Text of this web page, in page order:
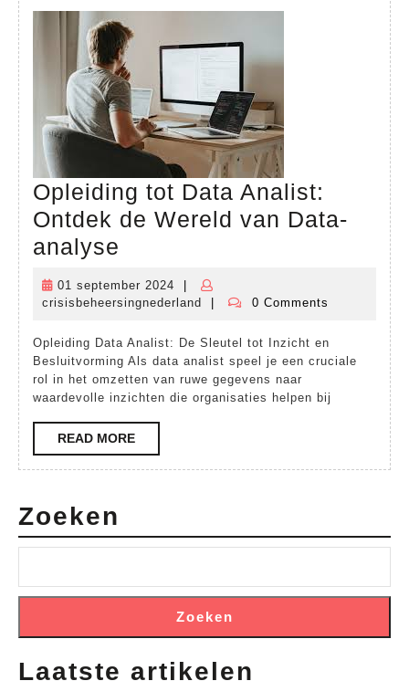
Opleiding tot Data Analist:
Ontdek de Wereld van Data-
analyse
Data
Ontdek
de
Wereld
van
Data-
01 september 2024
01
september
crisisbeheersingnederland
crisisbeheersingnederland
0 Comments
Opleiding Data Analist: De Sleutel tot Inzicht en
Besluitvorming Als data analist speel je een cruciale
rol in het omzetten van ruwe gegevens naar
waardevolle inzichten die organisaties helpen bij
READ MOREREAD
MORE
Zoeken
Zoeken
Laatste artikelen